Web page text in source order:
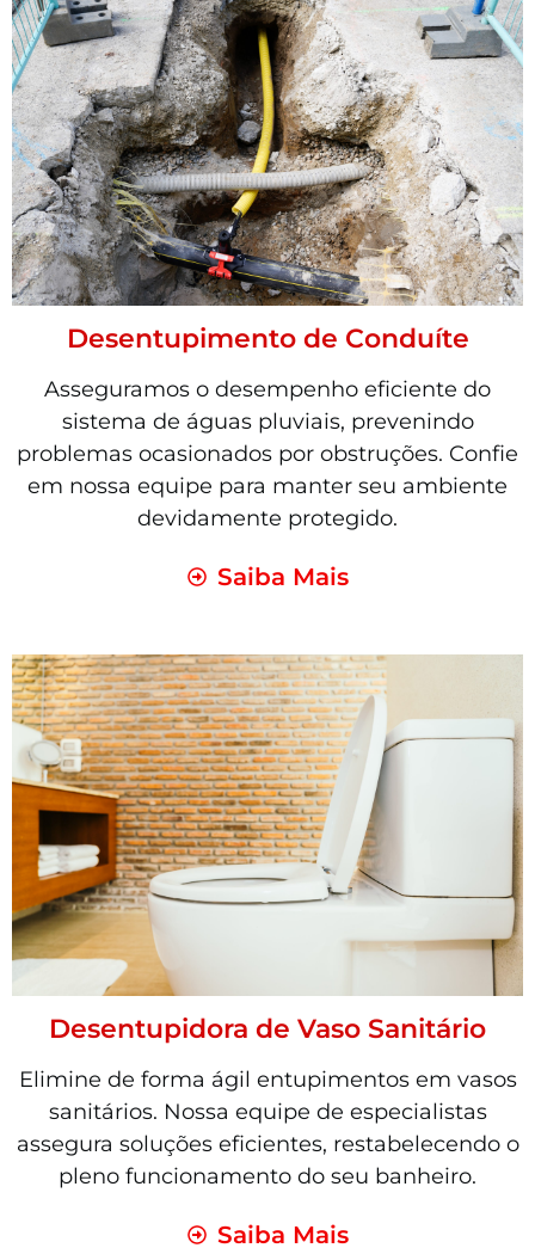
Desentupimento de Conduíte
Asseguramos o desempenho eficiente do
sistema de águas pluviais, prevenindo
problemas ocasionados por obstruções. Confie
em nossa equipe para manter seu ambiente
devidamente protegido.
Saiba Mais
Desentupidora de Vaso Sanitário
Elimine de forma ágil entupimentos em vasos
sanitários. Nossa equipe de especialistas
assegura soluções eficientes, restabelecendo o
pleno funcionamento do seu banheiro.
Saiba Mais